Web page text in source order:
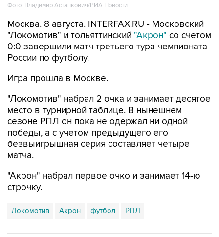
Фото: Владимир Астапкович/РИА Новости
Москва. 8 августа. INTERFAX.RU - Московский
"Локомотив" и тольяттинский "Акрон" со счетом
0:0 завершили матч третьего тура чемпионата
России по футболу.
Игра прошла в Москве.
"Локомотив" набрал 2 очка и занимает десятое
место в турнирной таблице. В нынешнем
сезоне РПЛ он пока не одержал ни одной
победы, а с учетом предыдущего его
безвыигрышная серия составляет четыре
матча.
"Акрон" набрал первое очко и занимает 14-ю
строчку.
Локомотив Акрон футбол РПЛ